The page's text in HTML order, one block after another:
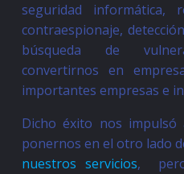
seguridad informática,
contraespionaje,
búsqueda de
convertirnos en
importantes empresas e
Dicho éxito nos
ponernos en el otro lado
nuestros servicios,